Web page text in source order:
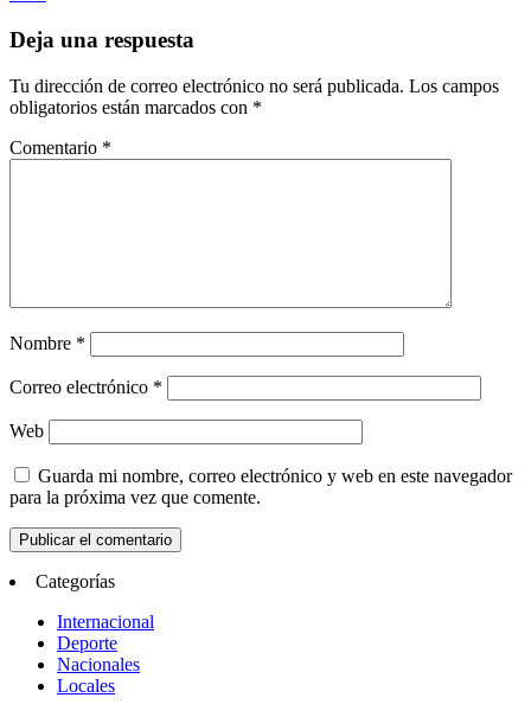
Deja una respuesta
Tu dirección de correo electrónico no será publicada. Los campos
obligatorios están marcados con *
Comentario *
Nombre *
Correo electrónico *
Web
Guarda mi nombre, correo electrónico y web en este navegador
para la próxima vez que comente.
Categorías
Internacional
Deporte
Nacionales
Locales